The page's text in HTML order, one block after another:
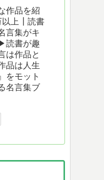
作品を紹
以上┃読書
言集がキ
読書が趣
は作品と
品は人生
をモット
名言集ブ